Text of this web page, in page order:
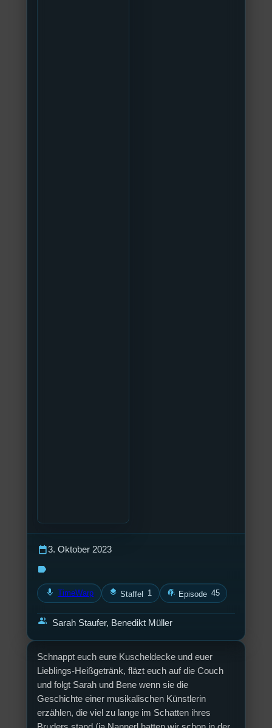
Schnappt euch eure Kuscheldecke und euer
Lieblings-Heißgetränk, fläzt euch auf die Couch
und folgt Sarah und Bene wenn sie die
Geschichte einer musikalischen Künstlerin
erzählen, die viel zu lange im Schatten ihres
calendar_today3. Oktober 2023
label
mic TimeWarp layers Staffel 1 podcasts Episode 45
group Sarah Staufer, Benedikt Müller